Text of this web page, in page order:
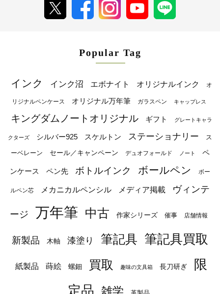
Popular Tag
インク インク沼 エボナイト オリジナルインク オ
リジナルペンケース オリジナル万年筆 ガラスペン キャップレス
キングダムノートオリジナル ギフト グレートキャラ
クターズ シルバー925 スケルトン ステーショナリー ス
ーベレーン セール／キャンペーン デュオフォールド ノート ペ
ンケース ペン先 ボトルインク ボールペン ボー
ルペン芯 メカニカルペンシル メディア掲載 ヴィンテ
ージ 万年筆 中古 作家シリーズ 催事 店舗情報
新製品 木軸 漆塗り 筆記具 筆記具買取
紙製品 蒔絵 螺鈿 買取 趣味の文具箱 長刀研ぎ
限
定品
雑学